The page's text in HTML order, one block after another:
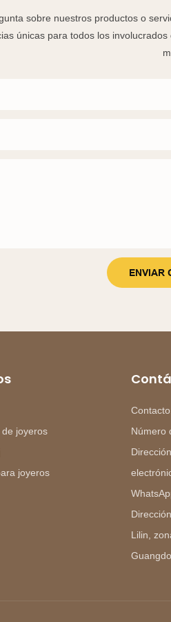
sobre nuestros productos o
únicas para todos los
ENVIAR
joyeros
joyeros
Número
Lilin,